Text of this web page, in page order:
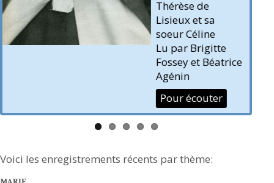
Homélies et
discours du Saint-
Père, au cours de
ses 6 voyages
pastoraux en
France:
Pour écouter
Previ
ous
Voici les enregistrements récents par thème: